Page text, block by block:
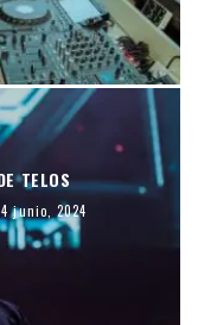
TELOS
junio, 2024